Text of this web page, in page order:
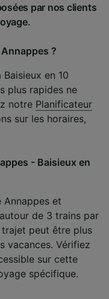
par nos clients
?
en 10
plus rapides ne
notre Planificateur
sur les horaires,
- Baisieux en
Annappes et
de 3 trains par
peut être plus
vacances. Vérifiez
sur cette
spécifique.